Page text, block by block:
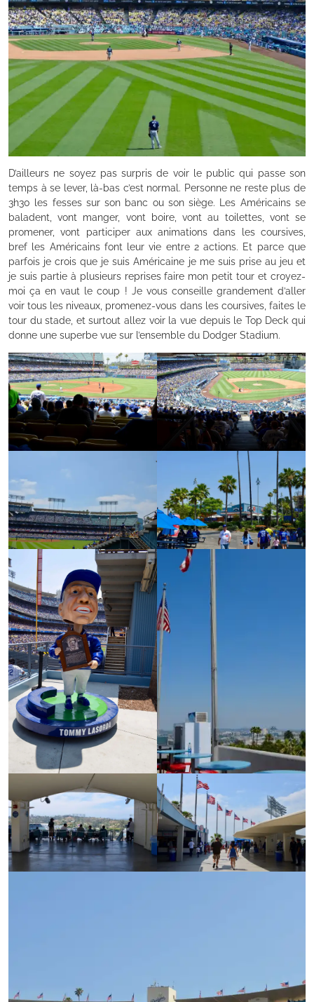
D’ailleurs ne soyez pas surpris de voir le public qui passe son
temps à se lever, là-bas c’est normal. Personne ne reste plus de
3h30 les fesses sur son banc ou son siège. Les Américains se
baladent, vont manger, vont boire, vont au toilettes, vont se
promener, vont participer aux animations dans les coursives,
bref les Américains font leur vie entre 2 actions. Et parce que
parfois je crois que je suis Américaine je me suis prise au jeu et
je suis partie à plusieurs reprises faire mon petit tour et croyez-
moi ça en vaut le coup ! Je vous conseille grandement d’aller
voir tous les niveaux, promenez-vous dans les coursives, faites le
tour du stade, et surtout allez voir la vue depuis le Top Deck qui
donne une superbe vue sur l’ensemble du Dodger Stadium.